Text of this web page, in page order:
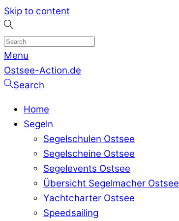
Skip to content
Menu
Ostsee-Action.de
Search
Home
Segeln
Segelschulen Ostsee
Segelscheine Ostsee
Segelevents Ostsee
Übersicht Segelmacher Ostsee
Yachtcharter Ostsee
Speedsailing